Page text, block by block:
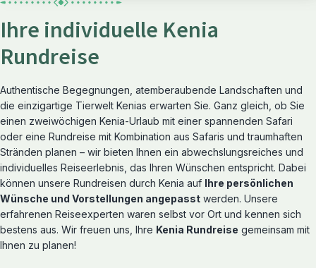
Ihre individuelle Kenia
Rundreise
Authentische Begegnungen, atemberaubende Landschaften und
die einzigartige Tierwelt Kenias erwarten Sie. Ganz gleich, ob Sie
einen zweiwöchigen Kenia-Urlaub mit einer spannenden Safari
oder eine Rundreise mit Kombination aus Safaris und traumhaften
Stränden planen – wir bieten Ihnen ein abwechslungsreiches und
individuelles Reiseerlebnis, das Ihren Wünschen entspricht. Dabei
können unsere Rundreisen durch Kenia auf Ihre persönlichen
Wünsche und Vorstellungen angepasst werden. Unsere
erfahrenen Reiseexperten waren selbst vor Ort und kennen sich
bestens aus. Wir freuen uns, Ihre Kenia Rundreise gemeinsam mit
Ihnen zu planen!